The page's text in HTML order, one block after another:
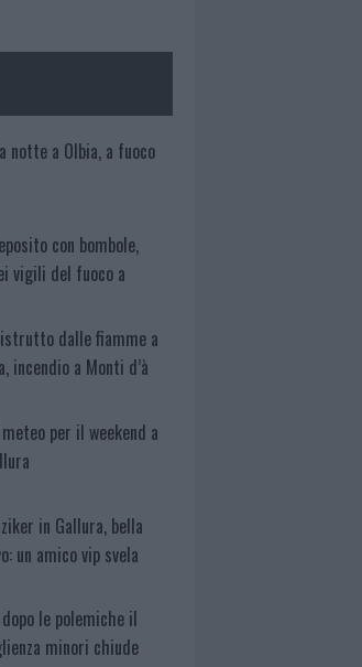
notte a Olbia, a fuoco
con bombole,
vigili del fuoco a
dalle fiamme a
incendio a Monti d’à
per il weekend a
in Gallura, bella
un amico vip svela
le polemiche il
minori chiude